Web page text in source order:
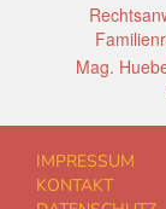
Mag.
IMPRESSUM
KONTAKT